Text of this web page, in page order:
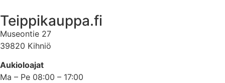
Teippikauppa.fi
Museontie 27
39820 Kihniö
Aukioloajat
Ma – Pe 08:00 – 17:00